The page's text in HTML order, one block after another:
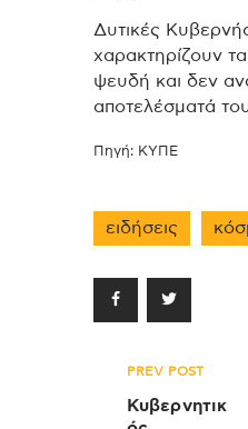
Δυτικές
χαρακτηρίζουν
ψευδή και δεν
αποτελέσματά
Πηγή: ΚΥΠΕ
ειδήσεις
Πλοήγηση
άρθρων
PREV POST
Κυβερνητικ